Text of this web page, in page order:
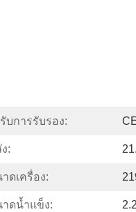
บการรับรอง:
:
ดเครื่อง:
ดน้ำแข็ง: